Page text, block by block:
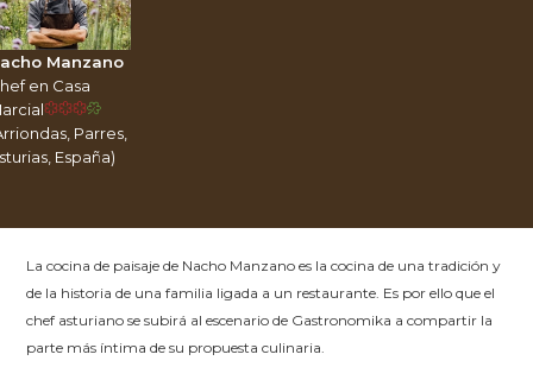
Manzano
en Casa
Parres,
España)
La cocina de paisaje de Nacho Manzano es la cocina de una tradición y
de la historia de una familia ligada a un restaurante. Es por ello que el
chef asturiano se subirá al escenario de Gastronomika a compartir la
parte más íntima de su propuesta culinaria.